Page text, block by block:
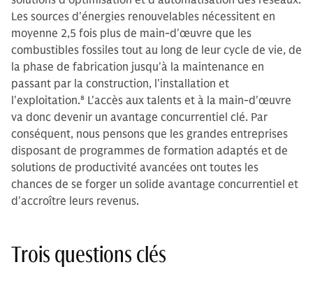
Les sources d'énergies renouvelables nécessitent en
moyenne 2,5 fois plus de main-d'œuvre que les
combustibles fossiles tout au long de leur cycle de vie, de
la phase de fabrication jusqu'à la maintenance en
passant par la construction, l'installation et
l'exploitation.8 L'accès aux talents et à la main-d'œuvre
va donc devenir un avantage concurrentiel clé. Par
conséquent, nous pensons que les grandes entreprises
disposant de programmes de formation adaptés et de
solutions de productivité avancées ont toutes les
chances de se forger un solide avantage concurrentiel et
d'accroître leurs revenus.
Trois questions clés